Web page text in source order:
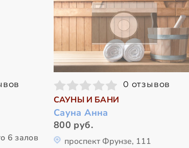
6 залов
0 отзывов
САУНЫ И БАНИ
Сауна Анна
800 руб.
проспект Фрунзе, 111